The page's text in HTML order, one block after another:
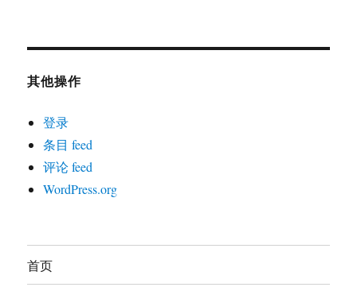
其他操作
登录
条目 feed
评论 feed
WordPress.org
首页